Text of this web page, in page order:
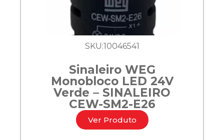
SKU:10046541
Sinaleiro WEG
Monobloco LED 24V
Verde – SINALEIRO
CEW-SM2-E26
Ver Produto